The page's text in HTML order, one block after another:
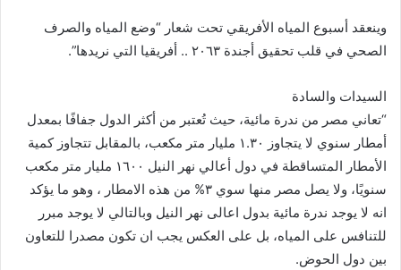
وينعقد أسبوع المياه الأفريقي تحت شعار “وضع المياه والصرف
الصحي في قلب تحقيق أجندة ٢٠٦٣ .. أفريقيا التي نريدها”.
السيدات والسادة
“تعاني مصر من ندرة مائية، حيث تُعتبر من أكثر الدول جفافًا بمعدل
أمطار سنوي لا يتجاوز ١.٣٠ مليار متر مكعب، بالمقابل تتجاوز كمية
الأمطار المتساقطة في دول أعالي نهر النيل ١٦٠٠ مليار متر مكعب
سنويًا، ولا يصل مصر منها سوي ٣% من هذه الامطار ، وهو ما يؤكد
انه لا يوجد ندرة مائية بدول اعالى نهر النيل وبالتالي لا يوجد مبرر
للتنافس على المياه، بل على العكس يجب ان تكون مصدرا للتعاون
بين دول الحوض.